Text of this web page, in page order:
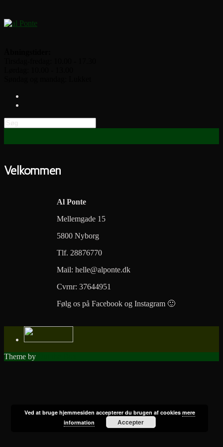
Velkommen
Al Ponte
Mellemgade 15
5800 Nyborg
Tlf. 28876770
Mail: helle@alponte.dk
Cvrnr: 37644951
Følg os på Facebook og Instagram 🙂
Theme by
Ved at bruge hjemmesiden accepterer du brugen af cookies mere
information
Accepter